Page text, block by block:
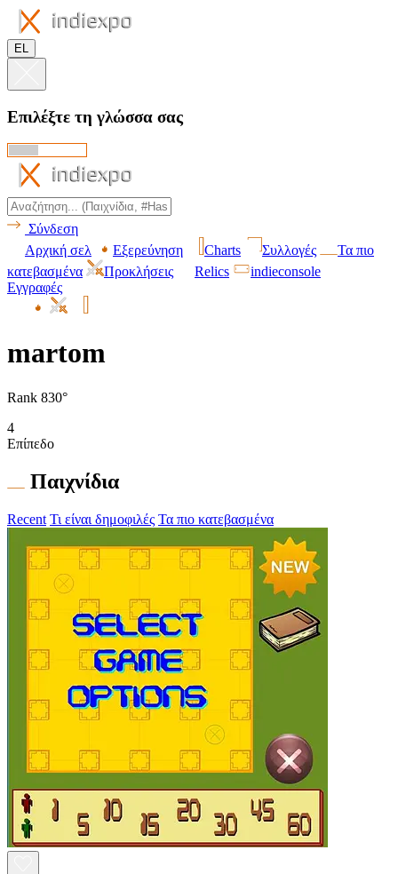
EL
Επιλέξτε τη γλώσσα σας
Σύνδεση
Αρχική σελ
Εξερεύνηση Charts Συλλογές
Τα πιο
κατεβασμένα
Προκλήσεις Relics
indieconsole
Εγγραφές
martom
Rank 830°
4
Επίπεδο
Παιχνίδια
Recent Τι είναι δημοφιλές Τα πιο κατεβασμένα